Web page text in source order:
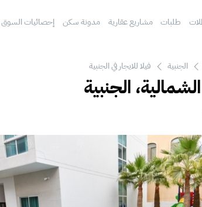
طلبات مشاريع عقارية مدونة سكن إحصائيات السوق
الجنبية فيلا للايجار في الجنبية
الجنبية